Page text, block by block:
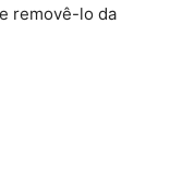
removê-lo da